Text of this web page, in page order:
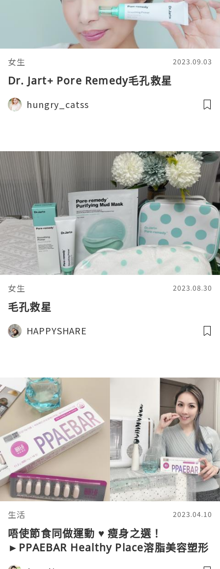
女生 2023.09.03
Dr. Jart+ Pore Remedy毛孔救星
hungry_catss
女生 2023.08.30
毛孔救星
HAPPYSHARE
生活 2023.04.10
唔使節食同做運動 ♥ 瘦身之選！
►PPAEBAR Healthy Place溶脂美容塑形
丸